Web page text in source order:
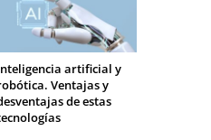
artificial y
Ventajas y
de estas